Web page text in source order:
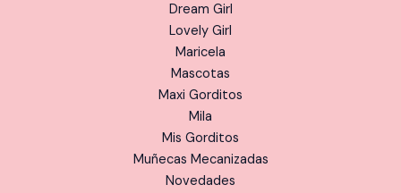
Dream Girl
Lovely Girl
Maricela
Mascotas
Maxi Gorditos
Mila
Mis Gorditos
Muñecas Mecanizadas
Novedades